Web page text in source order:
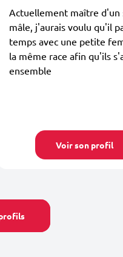
Actuellement maître
mâle, j'aurais voulu qu'il
temps avec une petite
la même race afin qu'ils
ensemble
Voir son profil